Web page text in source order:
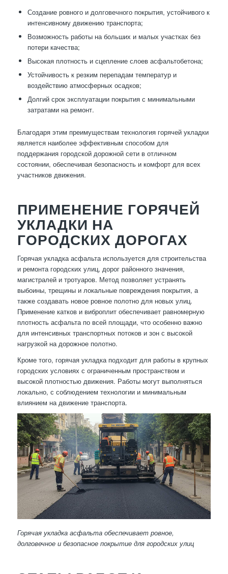
Создание ровного и долговечного покрытия, устойчивого к
интенсивному движению транспорта;
Возможность работы на больших и малых участках без
потери качества;
Высокая плотность и сцепление слоев асфальтобетона;
Устойчивость к резким перепадам температур и
воздействию атмосферных осадков;
Долгий срок эксплуатации покрытия с минимальными
затратами на ремонт.
Благодаря этим преимуществам технология горячей укладки
является наиболее эффективным способом для
поддержания городской дорожной сети в отличном
состоянии, обеспечивая безопасность и комфорт для всех
участников движения.
ПРИМЕНЕНИЕ ГОРЯЧЕЙ
УКЛАДКИ НА
ГОРОДСКИХ ДОРОГАХ
Горячая укладка асфальта используется для строительства
и ремонта городских улиц, дорог районного значения,
магистралей и тротуаров. Метод позволяет устранять
выбоины, трещины и локальные повреждения покрытия, а
также создавать новое ровное полотно для новых улиц.
Применение катков и виброплит обеспечивает равномерную
плотность асфальта по всей площади, что особенно важно
для интенсивных транспортных потоков и зон с высокой
нагрузкой на дорожное полотно.
Кроме того, горячая укладка подходит для работы в крупных
городских условиях с ограниченным пространством и
высокой плотностью движения. Работы могут выполняться
локально, с соблюдением технологии и минимальным
влиянием на движение транспорта.
Горячая укладка асфальта обеспечивает ровное,
долговечное и безопасное покрытие для городских улиц